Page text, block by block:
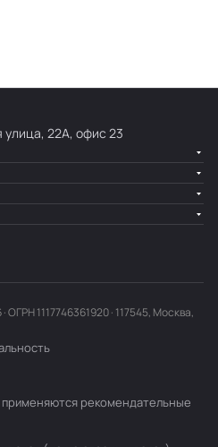
улица, 22А, офис 23
· ОГРН 1117746361920 · 117545, Москва,
рекомендательные